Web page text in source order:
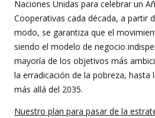
Naciones Unidas para celebrar un
Cooperativas cada década, a partir
modo, se garantiza que el
siendo el modelo de negocio
mayoría de los objetivos más
la erradicación de la pobreza, hasta
más allá del 2035.
Nuestro plan para pasar de la